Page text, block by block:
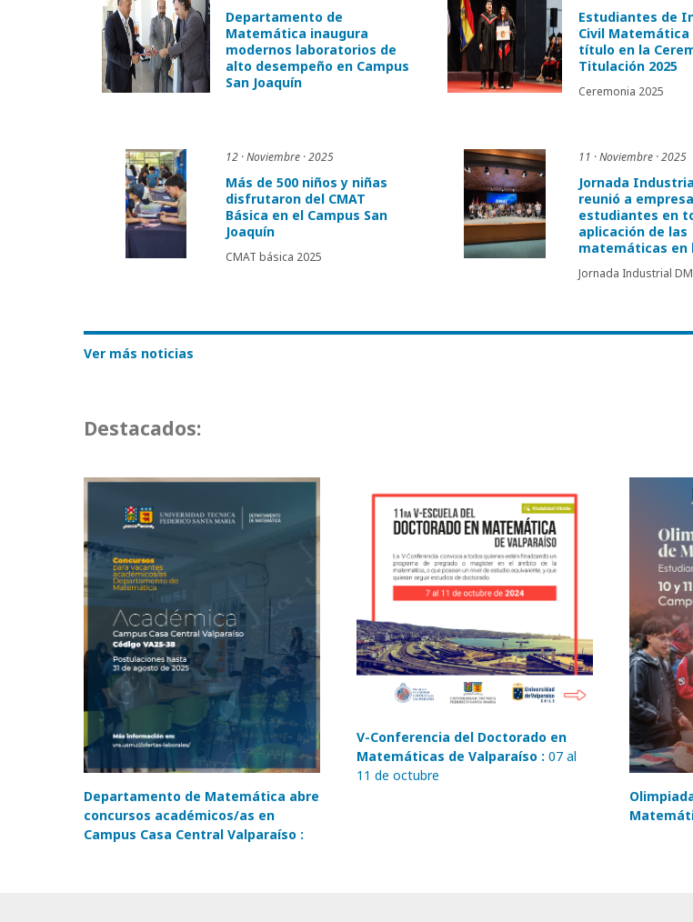
Departamento de
Matemática inaugura
modernos laboratorios de
alto desempeño en Campus
San Joaquín
Estudiantes de
Civil Matemática
título en la
Titulación 2025
Ceremonia 2025
12 · Noviembre · 2025
Más de 500 niños y niñas
disfrutaron del CMAT
Básica en el Campus San
Joaquín
CMAT básica 2025
11 · Noviembre · 2025
Jornada
reunió a
estudiantes en
aplicación de las
matemáticas en
Jornada Industrial
Ver más noticias
Destacados:
Departamento de Matemática abre
concursos académicos/as en
Campus Casa Central Valparaíso :
V-Conferencia del Doctorado en
Matemáticas de Valparaíso : 07 al
11 de octubre